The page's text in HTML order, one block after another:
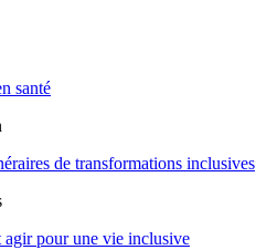
santé
de transformations inclusives
agir pour une vie inclusive